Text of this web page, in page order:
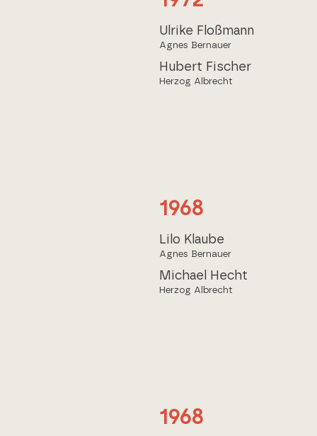
Ulrike Floßmann
Agnes Bernauer
Hubert Fischer
Herzog Albrecht
1968
Lilo Klaube
Agnes Bernauer
Michael Hecht
Herzog Albrecht
1968